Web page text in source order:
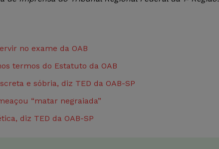
no exame da OAB
termos do Estatuto da OAB
e sóbria, diz TED da OAB-SP
“matar negraiada”
diz TED da OAB-SP